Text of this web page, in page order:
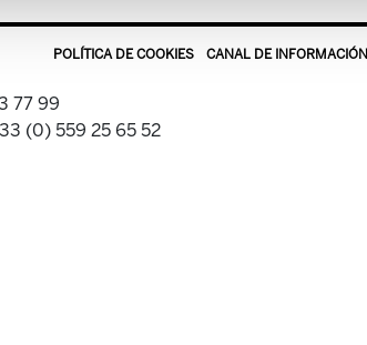
POLÍTICA DE COOKIES CANAL DE INFORMACIÓN
77 99
(0) 559 25 65 52